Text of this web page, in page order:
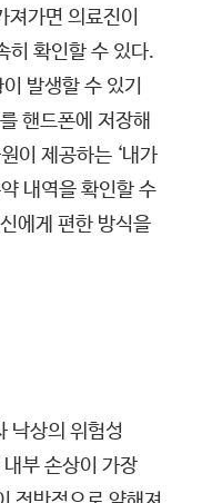
가면 의료진이
히 확인할 수 있다.
발생할 수 있기
핸드폰에 저장해
이 제공하는 ‘내가
내역을 확인할 수
에게 편한 방식을
낙상의 위험성
부 손상이 가장